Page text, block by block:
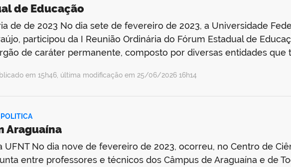
de Educação
de de 2023 No dia sete de fevereiro de 2023, a Universidade
participou da I Reunião Ordinária do Fórum Estadual de
de caráter permanente, composto por diversas entidades que
em 15h46, última modificação em 25/06/2026 16h14
Araguaína
UFNT No dia nove de fevereiro de 2023, ocorreu, no Centro de
entre professores e técnicos dos Câmpus de Araguaína e de